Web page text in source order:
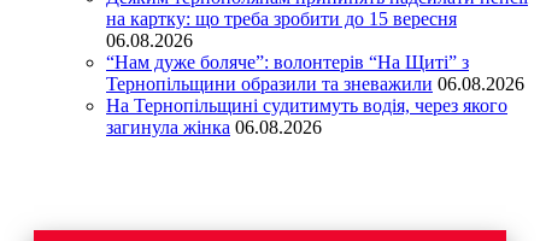
на картку: що треба зробити до 15 вересня
06.08.2026
“Нам дуже боляче”: волонтерів “На Щиті” з
Тернопільщини образили та зневажили 06.08.2026
На Тернопільщині судитимуть водія, через якого
загинула жінка 06.08.2026